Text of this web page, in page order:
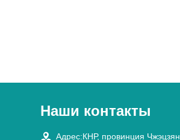
Наши контакты
 Адрес:КНР, провинция Чжэцзян,